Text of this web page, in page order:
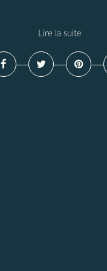
Lire la suite